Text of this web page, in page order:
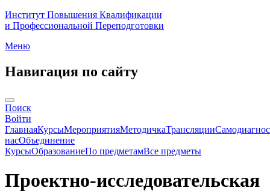
Институт Повышения Квалификации
и Профессиональной Переподготовки
Меню
Навигация по сайту
Поиск
Войти
ГлавнаяКурсыМероприятияМетодичкаТрансляции
насОбъединение
КурсыОбразованиеПо предметамВсе предметы
Проектно-исследовательская